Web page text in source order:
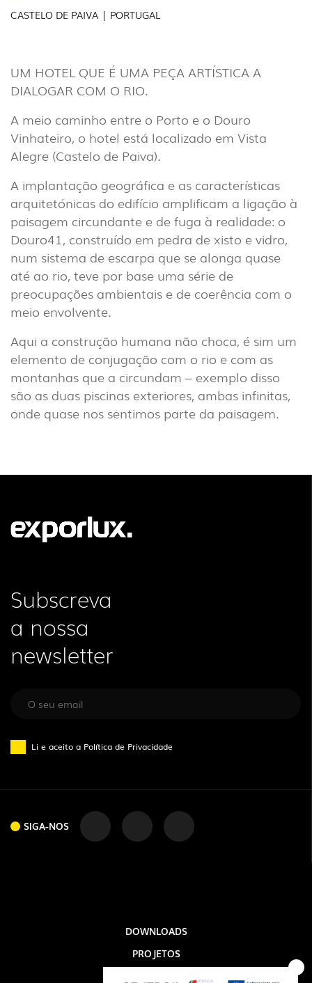
EXTERIOR (22)
INDUSTRIAL (7)
DOWNLOADS
PROJETOS
INFORMAÇÃO LEGAL
A EXPORLUX
NOTÍCIAS
CONTACTOS
DENÚNCIAS
CASTELO DE PAIVA | PORTUGAL
UM HOTEL QUE É UMA PEÇA ARTÍSTICA A
DIALOGAR COM O RIO.
A meio caminho entre o Porto e o Douro
Vinhateiro, o hotel está localizado em Vista
Alegre (Castelo de Paiva).
A implantação geográfica e as características
arquitetónicas do edifício amplificam a ligação à
paisagem circundante e de fuga à realidade: o
Douro41, construído em pedra de xisto e vidro,
num sistema de escarpa que se alonga quase
até ao rio, teve por base uma série de
preocupações ambientais e de coerência com o
meio envolvente.
Aqui a construção humana não choca, é sim um
elemento de conjugação com o rio e com as
montanhas que a circundam – exemplo disso
são as duas piscinas exteriores, ambas infinitas,
onde quase nos sentimos parte da paisagem.
Subscreva
a nossa
newsletter
Li e aceito a Política de Privacidade
SIGA-NOS
DOWNLOADS
PROJETOS